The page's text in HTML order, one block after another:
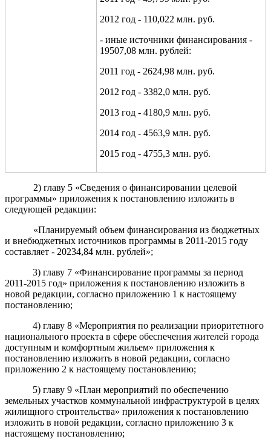
2012 год - 110,022 млн. руб.
- иные источники финансирования -
19507,08 млн. рублей:
2011 год - 2624,98 млн. руб.
2012 год - 3382,0 млн. руб.
2013 год - 4180,9 млн. руб.
2014 год - 4563,9 млн. руб.
2015 год - 4755,3 млн. руб.
2) главу 5 «Сведения о финансировании целевой
программы» приложения к постановлению изложить в
следующей редакции:
«Планируемый объем финансирования из бюджетных
и внебюджетных источников программы в 2011-2015 году
составляет - 20234,84 млн. рублей»;
3)главу 7 «Финансирование программы за период
2011-2015 год» приложения к постановлению изложить в
новой редакции, согласно приложению 1 к настоящему
постановлению;
4)главу 8 «Мероприятия по реализацииприоритетного
национального проекта в сфере обеспечения жителей города
доступным и комфортным жильем» приложения к
постановлению изложить в новой редакции, согласно
приложению 2 к настоящему постановлению;
5)главу 9 «План мероприятий по обеспечению
земельных участков коммунальной инфраструктурой в целях
жилищного строительства» приложения к постановлению
изложить в новой редакции, согласно приложению 3 к
настоящему постановлению;